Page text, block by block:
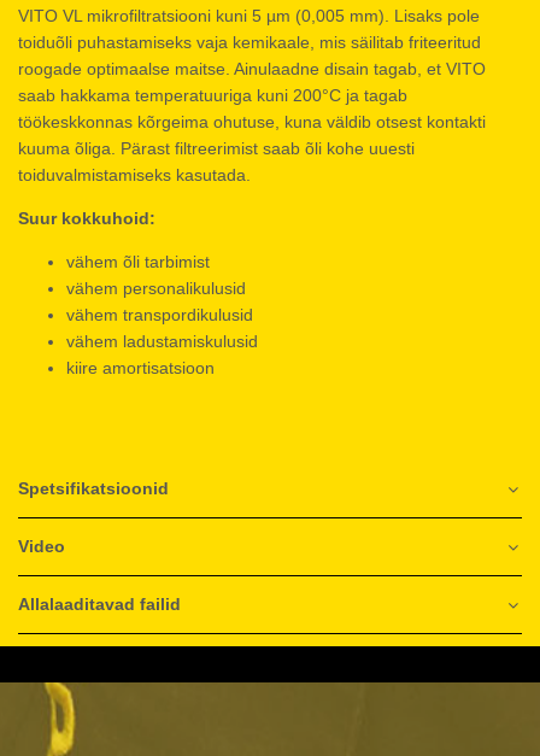
VITO VL mikrofiltratsiooni kuni 5 µm (0,005 mm). Lisaks pole
toiduõli puhastamiseks vaja kemikaale, mis säilitab friteeritud
roogade optimaalse maitse. Ainulaadne disain tagab, et VITO
saab hakkama temperatuuriga kuni 200°C ja tagab
töökeskkonnas kõrgeima ohutuse, kuna väldib otsest kontakti
kuuma õliga. Pärast filtreerimist saab õli kohe uuesti
toiduvalmistamiseks kasutada.
Suur kokkuhoid:
vähem õli tarbimist
vähem personalikulusid
vähem transpordikulusid
vähem ladustamiskulusid
kiire amortisatsioon
Spetsifikatsioonid
Video
Allalaaditavad failid